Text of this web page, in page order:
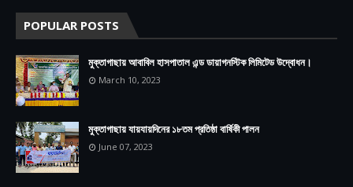
POPULAR POSTS
মুক্তাগাছায় আবাবিল হাসপাতাল এন্ড ডায়াগনস্টিক লিমিটেড উদ্বোধন।
March 10, 2023
মুক্তাগাছায় যায়যায়দিনের ১৮তম প্রতিষ্ঠা বার্ষিকী পালন
June 07, 2023